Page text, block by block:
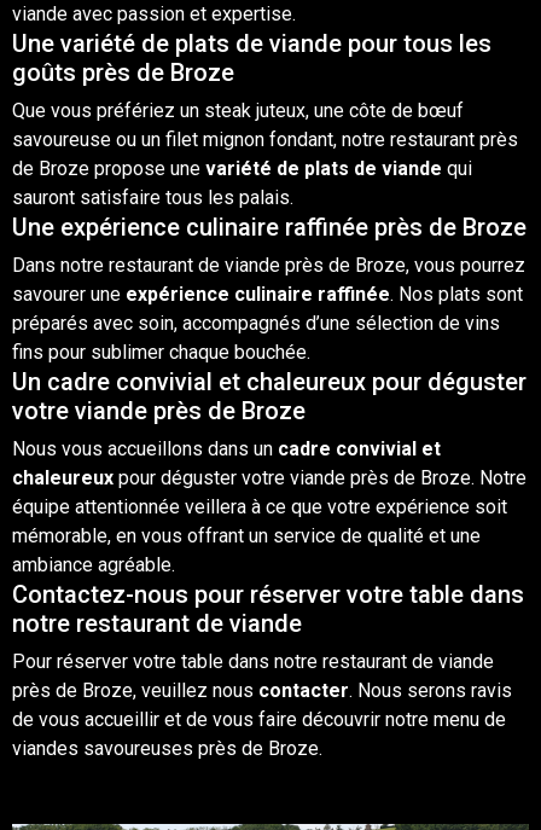
viande avec passion et expertise.
Une variété de plats de viande pour tous les
goûts près de Broze
Que vous préfériez un steak juteux, une côte de bœuf
savoureuse ou un filet mignon fondant, notre restaurant près
de Broze propose une variété de plats de viande qui
sauront satisfaire tous les palais.
Une expérience culinaire raffinée près de Broze
Dans notre restaurant de viande près de Broze, vous pourrez
savourer une expérience culinaire raffinée. Nos plats sont
préparés avec soin, accompagnés d’une sélection de vins
fins pour sublimer chaque bouchée.
Un cadre convivial et chaleureux pour déguster
votre viande près de Broze
Nous vous accueillons dans un cadre convivial et
chaleureux pour déguster votre viande près de Broze. Notre
équipe attentionnée veillera à ce que votre expérience soit
mémorable, en vous offrant un service de qualité et une
ambiance agréable.
Contactez-nous pour réserver votre table dans
notre restaurant de viande
Pour réserver votre table dans notre restaurant de viande
près de Broze, veuillez nous contacter. Nous serons ravis
de vous accueillir et de vous faire découvrir notre menu de
viandes savoureuses près de Broze.